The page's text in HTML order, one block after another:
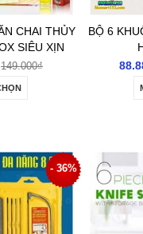
CHAI THỦY
SIÊU XỊN
149.000₫
BỘ 6
- 36%